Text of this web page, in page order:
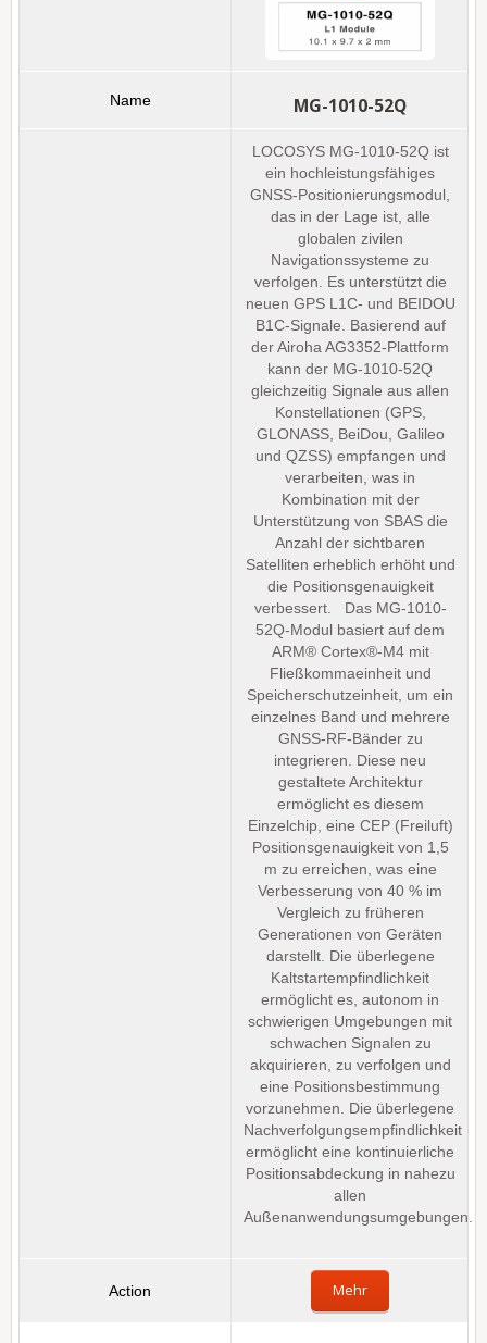
MG-1010-52Q
LOCOSYS MG-1010-52Q ist
ein hochleistungsfähiges
GNSS-Positionierungsmodul,
das in der Lage ist, alle
globalen zivilen
Navigationssysteme zu
verfolgen. Es unterstützt die
neuen GPS L1C- und BEIDOU
B1C-Signale. Basierend auf
der Airoha AG3352-Plattform
kann der MG-1010-52Q
gleichzeitig Signale aus allen
Konstellationen (GPS,
GLONASS, BeiDou, Galileo
und QZSS) empfangen und
verarbeiten, was in
Kombination mit der
Unterstützung von SBAS die
Anzahl der sichtbaren
Satelliten erheblich erhöht und
die Positionsgenauigkeit
verbessert. Das MG-1010-
52Q-Modul basiert auf dem
ARM® Cortex®-M4 mit
Fließkommaeinheit und
Speicherschutzeinheit, um ein
einzelnes Band und mehrere
GNSS-RF-Bänder zu
integrieren. Diese neu
gestaltete Architektur
ermöglicht es diesem
Einzelchip, eine CEP (Freiluft)
Positionsgenauigkeit von 1,5
m zu erreichen, was eine
Verbesserung von 40 % im
Vergleich zu früheren
Generationen von Geräten
darstellt. Die überlegene
Kaltstartempfindlichkeit
ermöglicht es, autonom in
schwierigen Umgebungen mit
schwachen Signalen zu
akquirieren, zu verfolgen und
eine Positionsbestimmung
vorzunehmen. Die überlegene
Nachverfolgungsempfindlichkeit
ermöglicht eine kontinuierliche
Positionsabdeckung in nahezu
allen
Außenanwendungsumgebungen.
Mehr